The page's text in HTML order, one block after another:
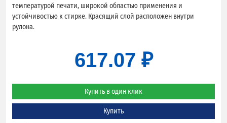
температурой печати, широкой областью применения и
устойчивостью к стирке. Красящий слой расположен внутри
рулона.
617.07 ₽
Купить в один клик
Купить